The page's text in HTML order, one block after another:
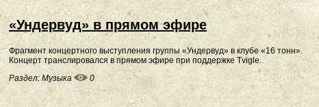
«Ундервуд» в прямом эфире
Фрагмент концертного выступления группы «Ундервуд» в клубе «16 тонн».
Концерт транслировался в прямом эфире при поддержке Tvigle.
Раздел: Музыка 0